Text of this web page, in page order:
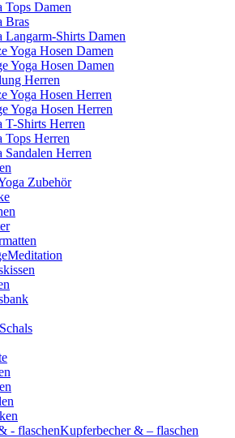
Tops Damen
Bras
Langarm-Shirts Damen
Yoga Hosen Damen
Yoga Hosen Damen
Herren
Yoga Hosen Herren
Yoga Hosen Herren
T-Shirts Herren
Tops Herren
Sandalen Herren
Zubehör
Meditation
Kupferbecher & – flaschen